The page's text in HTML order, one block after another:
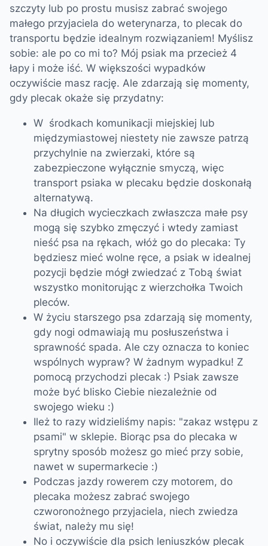
szczyty lub po prostu musisz zabrać swojego
małego przyjaciela do weterynarza, to plecak do
transportu będzie idealnym rozwiązaniem! Myślisz
sobie: ale po co mi to? Mój psiak ma przecież 4
łapy i może iść. W większości wypadków
oczywiście masz rację. Ale zdarzają się momenty,
gdy plecak okaże się przydatny:
W środkach komunikacji miejskiej lub
międzymiastowej niestety nie zawsze patrzą
przychylnie na zwierzaki, które są
zabezpieczone wyłącznie smyczą, więc
transport psiaka w plecaku będzie doskonałą
alternatywą.
Na długich wycieczkach zwłaszcza małe psy
mogą się szybko zmęczyć i wtedy zamiast
nieść psa na rękach, włóż go do plecaka: Ty
będziesz mieć wolne ręce, a psiak w idealnej
pozycji będzie mógł zwiedzać z Tobą świat
wszystko monitorując z wierzchołka Twoich
pleców.
W życiu starszego psa zdarzają się momenty,
gdy nogi odmawiają mu posłuszeństwa i
sprawność spada. Ale czy oznacza to koniec
wspólnych wypraw? W żadnym wypadku! Z
pomocą przychodzi plecak :) Psiak zawsze
może być blisko Ciebie niezależnie od
swojego wieku :)
Ileż to razy widzieliśmy napis: "zakaz wstępu z
psami" w sklepie. Biorąc psa do plecaka w
sprytny sposób możesz go mieć przy sobie,
nawet w supermarkecie :)
Podczas jazdy rowerem czy motorem, do
plecaka możesz zabrać swojego
czworonożnego przyjaciela, niech zwiedza
świat, należy mu się!
No i oczywiście dla psich leniuszków plecak